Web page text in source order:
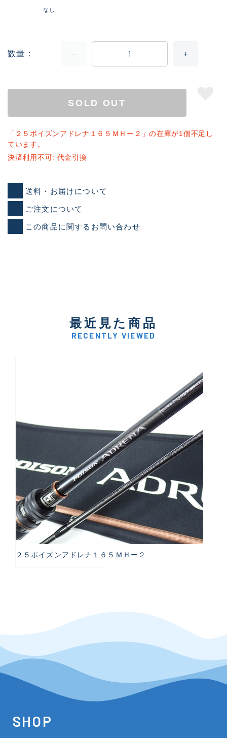
なし
数量
SOLD OUT
「２５ポイズンアドレナ１６５ＭＨー２」の在庫が1個不足し
ています。
決済利用不可: 代金引換
送料・お届けについて
ご注文について
この商品に関するお問い合わせ
最近見た商品
RECENTLY VIEWED
２５ポイズンアドレナ１６５ＭＨー２
SHOP